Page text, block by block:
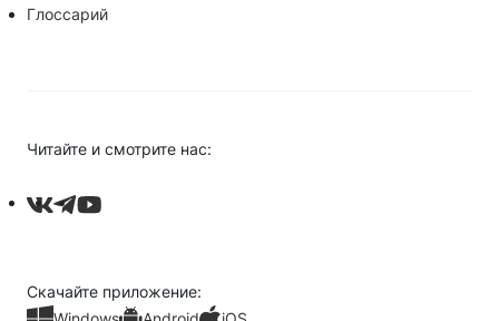
Глоссарий
Читайте и смотрите нас:
Скачайте приложение: